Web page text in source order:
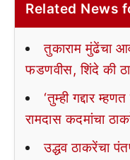
Related News
तुकाराम मुंढेंचा
फडणवीस, शिंदे की
‘तुम्ही गद्दार
रामदास कदमांचा
उद्धव ठाकरेंचा